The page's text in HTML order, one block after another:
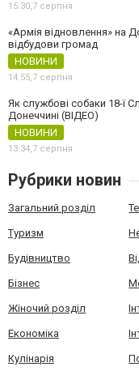
15:30,7 серпня
«Армія відновлення» на
відбудови громад
НОВИНИ
14:55,7 серпня
Як службові собаки 18-ї
Донеччині (ВІДЕО)
НОВИНИ
13:34,7 серпня
Рубрики новин
Загальний розділ
Туризм
Будівництво
Бізнес
Жіночий розділ
Економіка
Кулінарія